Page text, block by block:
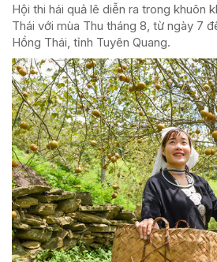
Hội thi hái quả lê diễn ra trong khuôn
Thái với mùa Thu tháng 8, từ ngày 7
Hồng Thái, tỉnh Tuyên Quang.